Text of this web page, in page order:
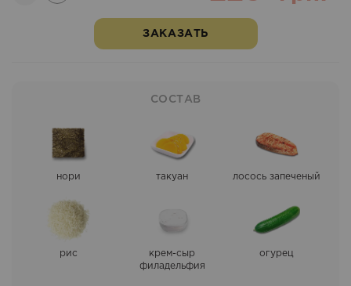
ЗАКАЗАТЬ
СОСТАВ
нори такуан лосось запеченый
рис
крем-сыр
филадельфия
огурец